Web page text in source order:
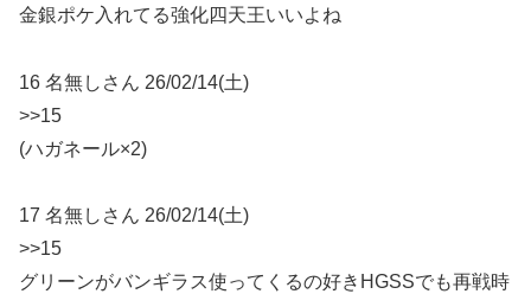
金銀ポケ入れてる強化四天王いいよね
16 名無しさん 26/02/14(土)
>>15
(ハガネール×2)
17 名無しさん 26/02/14(土)
>>15
グリーンがバンギラス使ってくるの好きHGSSでも再戦時